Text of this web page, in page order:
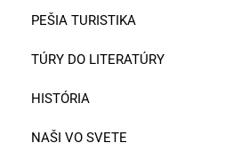
PEŠIA TURISTIKA
TÚRY DO LITERATÚRY
HISTÓRIA
NAŠI VO SVETE